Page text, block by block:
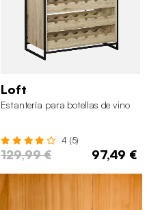
Loft
Estantería para botellas de vino
4 (5)
129,99 € 97,49 €